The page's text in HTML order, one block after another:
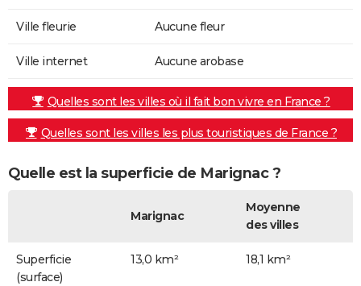
Ville fleurie Aucune fleur
Ville internet Aucune arobase
Quelles sont les villes où il fait bon vivre en France ?
Quelles sont les villes les plus touristiques de France ?
Quelle est la superficie de Marignac ?
Marignac
Moyenne
des villes
Superficie
(surface)
13,0 km² 18,1 km²